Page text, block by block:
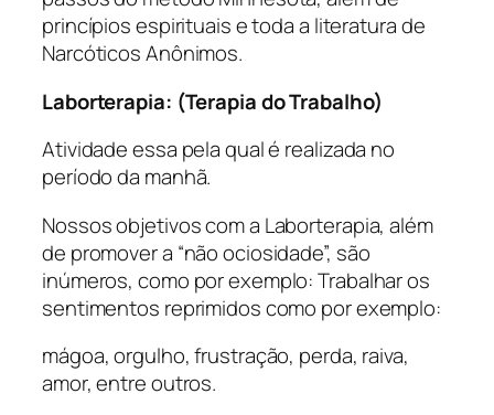
princípios espirituais e toda a literatura de
Narcóticos Anônimos.
Laborterapia: (Terapia do Trabalho)
Atividade essa pela qual é realizada no
período da manhã.
Nossos objetivos com a Laborterapia, além
de promover a “não ociosidade”, são
inúmeros, como por exemplo: Trabalhar os
sentimentos reprimidos como por exemplo:
mágoa, orgulho, frustração, perda, raiva,
amor, entre outros.